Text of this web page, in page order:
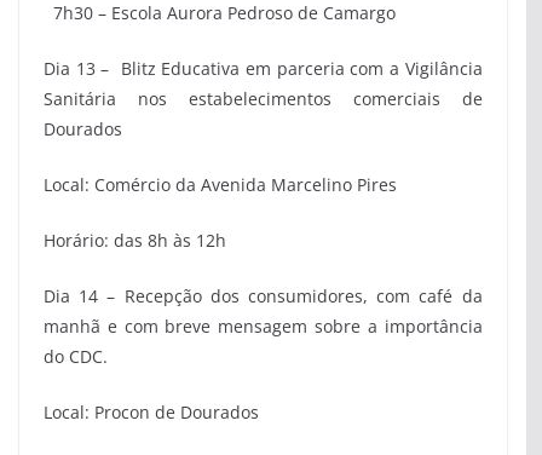
7h30 – Escola Aurora Pedroso de Camargo
Dia 13 – Blitz Educativa em parceria com a Vigilância
Sanitária nos estabelecimentos comerciais de
Dourados
Local: Comércio da Avenida Marcelino Pires
Horário: das 8h às 12h
Dia 14 – Recepção dos consumidores, com café da
manhã e com breve mensagem sobre a importância
do CDC.
Local: Procon de Dourados